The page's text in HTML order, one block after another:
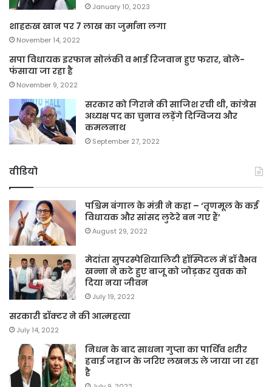
January 10, 2023
शाहरुख खान पर 7 लाख का जुर्माना लगा
November 14, 2022
सपा विधायक इरफान सोलंकी व भाई रिजवान हुए फरार, बोले-
फंसाया जा रहा है
November 9, 2022
सरकार को गिराने की साजिश रची थी, कांग्रेस
अध्यक्ष पद का चुनाव लड़ेंगे दिग्विजय और
कमलनाथ
September 27, 2022
वीडियो
पश्चिम बंगाल के मंत्री ने कहा – ‘तृणमूल के कई
विधायक और सांसद लुटेरे बन गए हैं’
August 29, 2022
मेदांता सुपरस्पेशियालिटी हॉस्पिटल में डॉ वैभव
खन्ना ने कटे हुए बाजू को जोड़कर युवक को
दिया नया जीवन
July 19, 2022
सरकारी डॉक्टर ने की आत्महत्या
July 14, 2022
निधन के बाद साधना गुप्ता का पार्थिव शरीर
हवाई जहाज के जरिए लखनऊ ले जाया जा रहा
है